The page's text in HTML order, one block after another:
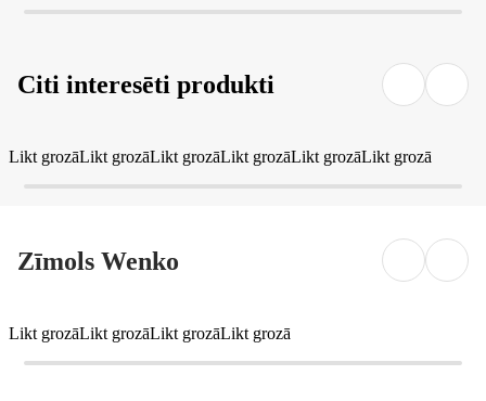
Citi interesēti produkti
Likt grozāLikt grozāLikt grozāLikt grozāLikt grozāLikt grozā
Zīmols Wenko
Likt grozāLikt grozāLikt grozāLikt grozā